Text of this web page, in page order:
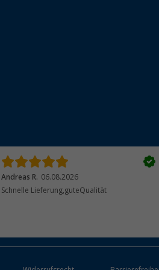
Andreas R. 06.08.2026
Schnelle Lieferung,guteQualität